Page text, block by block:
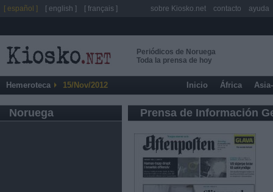
Periódicos de Noruega
Toda la prensa de hoy
Hemeroteca 15/Nov/2012 Inicio África
Noruega Prensa de Información
[ español ] [ english ] [ français ] sobre Kiosko.net contacto ayuda